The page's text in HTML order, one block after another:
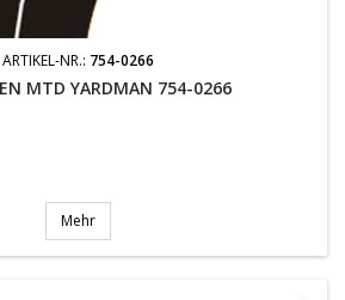
ARTIKEL-NR.: 754-0266
MTD YARDMAN 754-0266
Mehr